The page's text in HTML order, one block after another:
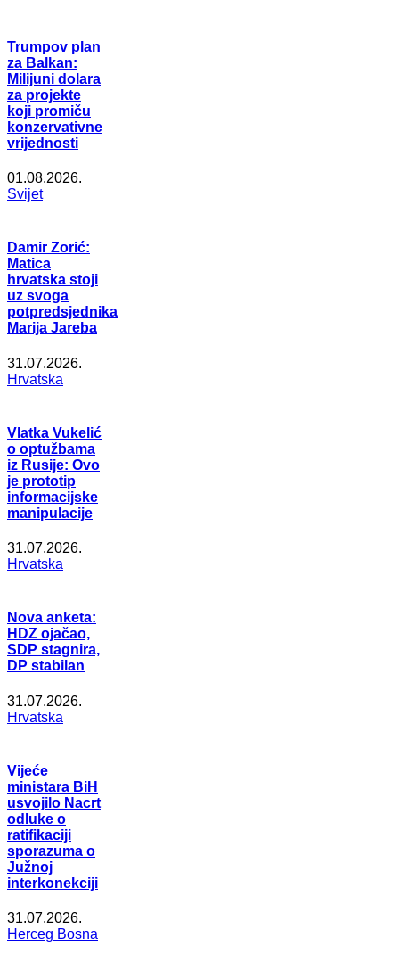
Trumpov plan
za Balkan:
Milijuni dolara
za projekte
koji promiču
konzervativne
vrijednosti
01.08.2026.
Svijet
Damir Zorić:
Matica
hrvatska stoji
uz svoga
potpredsjednika
Marija Jareba
31.07.2026.
Hrvatska
Vlatka Vukelić
o optužbama
iz Rusije: Ovo
je prototip
informacijske
manipulacije
31.07.2026.
Hrvatska
Nova anketa:
HDZ ojačao,
SDP stagnira,
DP stabilan
31.07.2026.
Hrvatska
Vijeće
ministara BiH
usvojilo Nacrt
odluke o
ratifikaciji
sporazuma o
Južnoj
interkonekciji
31.07.2026.
Herceg Bosna